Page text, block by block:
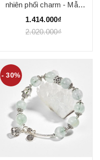
nhiên phối charm - Mẫu
VC0531 - Ngọc Quý
1.414.000₫
2.020.000₫
- 30%